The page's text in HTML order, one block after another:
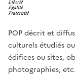
POP décrit et
culturels étudiés
édifices ou sites,
photographies,